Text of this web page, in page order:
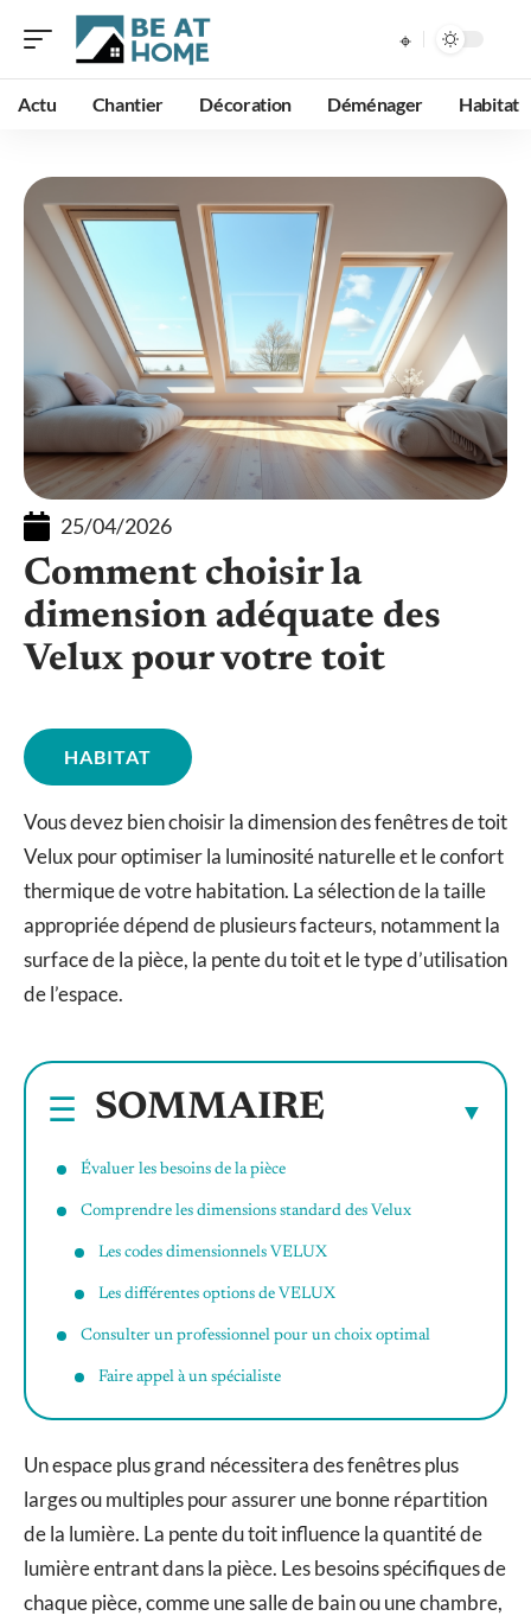
Actu Chantier Décoration Déménager Habitat
25/04/2026
Comment choisir la
dimension adéquate des
Velux pour votre toit
HABITAT
Vous devez bien choisir la dimension des fenêtres de toit
Velux pour optimiser la luminosité naturelle et le confort
thermique de votre habitation. La sélection de la taille
appropriée dépend de plusieurs facteurs, notamment la
surface de la pièce, la pente du toit et le type d’utilisation
de l’espace.
SOMMAIRE
Évaluer les besoins de la pièce
Comprendre les dimensions standard des Velux
Les codes dimensionnels VELUX
Les différentes options de VELUX
Consulter un professionnel pour un choix optimal
Faire appel à un spécialiste
Un espace plus grand nécessitera des fenêtres plus
larges ou multiples pour assurer une bonne répartition
de la lumière. La pente du toit influence la quantité de
lumière entrant dans la pièce. Les besoins spécifiques de
chaque pièce, comme une salle de bain ou une chambre,